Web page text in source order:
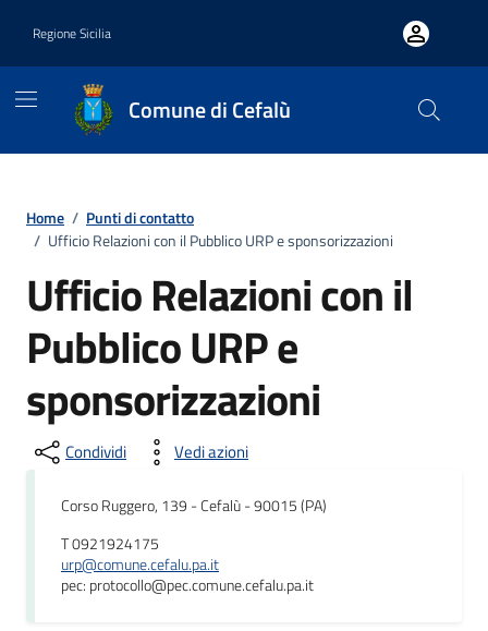
Regione Sicilia
Comune di Cefalù
Home / Punti di contatto
/ Ufficio Relazioni con il Pubblico URP e sponsorizzazioni
Ufficio Relazioni con il
Pubblico URP e
sponsorizzazioni
Condividi Vedi azioni
Corso Ruggero, 139 - Cefalù - 90015 (PA)
T 0921924175
urp@comune.cefalu.pa.it
pec: protocollo@pec.comune.cefalu.pa.it